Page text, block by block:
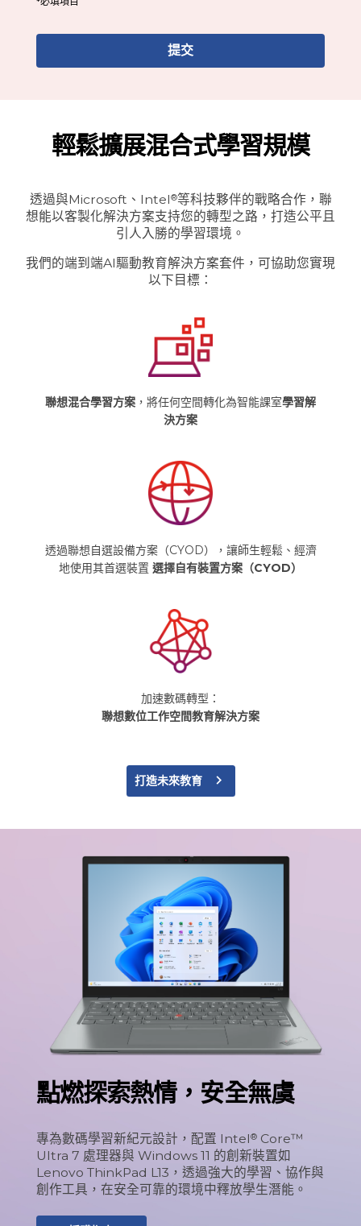
輕鬆擴展混合式學習規模
透過與Microsoft、Intel®等科技夥伴的戰略合作，聯
想能以客製化解決方案支持您的轉型之路，打造公平且
引人入勝的學習環境。
我們的端到端AI驅動教育解決方案套件，可協助您實現
以下目標：
聯想混合學習方案 ，將任何空間轉化為智能課室學習解
決方案
透過聯想自選設備方案（CYOD），讓師生輕鬆、經濟
地使用其首選裝置 選擇自有裝置方案（CYOD）
加速數碼轉型：
聯想數位工作空間教育解決方案
打造未來教育 navigate_next
點燃探索熱情，安全無虞
專為數碼學習新紀元設計，配置 Intel®Core™
Ultra 7 處理器與 Windows 11 的創新裝置如
Lenovo ThinkPad L13，透過強大的學習、協作與
創作工具，在安全可靠的環境中釋放學生潛能。